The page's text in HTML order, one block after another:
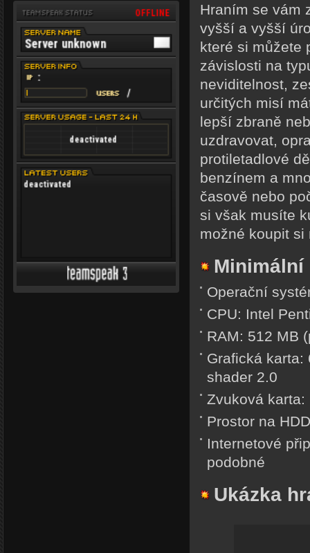
Hraním se vám
vyšší a vyšší
které si můžete
závislosti na
neviditelnost,
určitých misí
lepší zbraně
uzdravovat,
protiletadlové
benzínem a
časově nebo
si však musíte
možné koupit si
Minimální
Operační
CPU: Intel
RAM: 512 MB
Grafická karta:
shader 2.0
Zvuková
Prostor na
Internetové
podobné
Ukázka